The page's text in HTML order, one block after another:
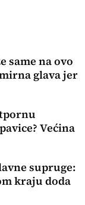
same na ovo
glava jer
Većina
supruge:
kraju doda